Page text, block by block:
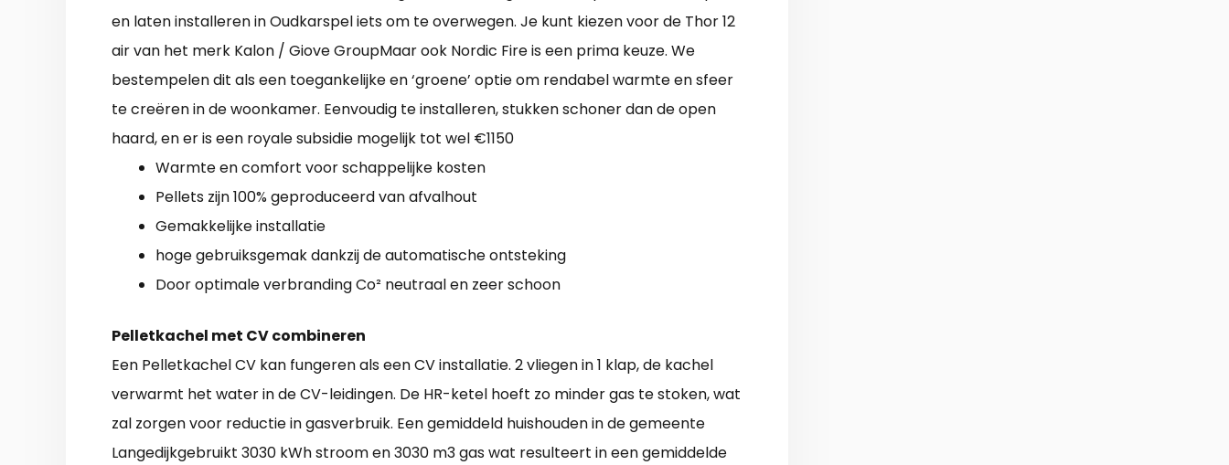
en laten installeren in Oudkarspel iets om te overwegen. Je kunt kiezen voor de Thor 12
air van het merk Kalon / Giove GroupMaar ook Nordic Fire is een prima keuze. We
bestempelen dit als een toegankelijke en ‘groene’ optie om rendabel warmte en sfeer
te creëren in de woonkamer. Eenvoudig te installeren, stukken schoner dan de open
haard, en er is een royale subsidie mogelijk tot wel €1150
Warmte en comfort voor schappelijke kosten
Pellets zijn 100% geproduceerd van afvalhout
Gemakkelijke installatie
hoge gebruiksgemak dankzij de automatische ontsteking
Door optimale verbranding Co² neutraal en zeer schoon
Pelletkachel met CV combineren
Een Pelletkachel CV kan fungeren als een CV installatie. 2 vliegen in 1 klap, de kachel
verwarmt het water in de CV-leidingen. De HR-ketel hoeft zo minder gas te stoken, wat
zal zorgen voor reductie in gasverbruik. Een gemiddeld huishouden in de gemeente
Langedijkgebruikt 3030 kWh stroom en 3030 m3 gas wat resulteert in een gemiddelde